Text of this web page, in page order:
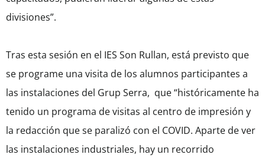
divisiones”.
Tras esta sesión en el IES Son Rullan, está previsto que
se programe una visita de los alumnos participantes a
las instalaciones del Grup Serra, que “históricamente ha
tenido un programa de visitas al centro de impresión y
la redacción que se paralizó con el COVID. Aparte de ver
las instalaciones industriales, hay un recorrido